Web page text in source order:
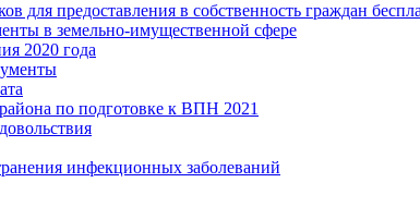
для предоставления в собственность граждан
в земельно-имущественной сфере
2020 года
по подготовке к ВПН 2021
инфекционных заболеваний